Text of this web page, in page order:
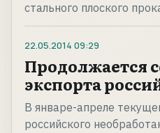
стального плоского
22.05.2014 09:29
Продолжается
экспорта
В январе-апреле
российского